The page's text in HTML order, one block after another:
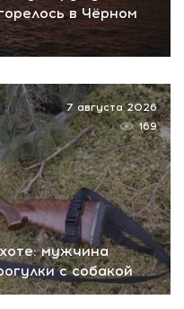
в Чёрном
мужчина
с собакой
7 августа 2026
169